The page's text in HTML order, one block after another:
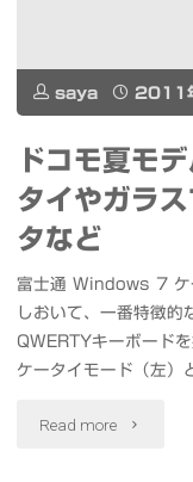
saya 2011
ドコモ夏モ
タイやガラ
タなど
富士通 Windows 7 ケ
しおいて、一番特徴
QWERTYキーボード
ケータイモード（左）
Read more "ド